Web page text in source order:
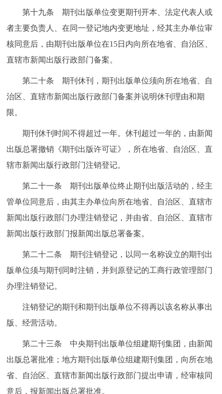
第十九条 期刊出版单位变更期刊开本、法定代表人或
者主要负责人、在同一登记地内变更地址，经其主办单位审
核同意后，由期刊出版单位在15日内向所在地省、自治区、
直辖市新闻出版行政部门备案。
第二十条 期刊休刊，期刊出版单位须向所在地省、自
治区、直辖市新闻出版行政部门备案并说明休刊理由和期
限。
期刊休刊时间不得超过一年。休刊超过一年的，由新闻
出版总署撤销《期刊出版许可证》，所在地省、自治区、直
辖市新闻出版行政部门注销登记。
第二十一条 期刊出版单位终止期刊出版活动的，经主
管单位同意后，由其主办单位向所在地省、自治区、直辖市
新闻出版行政部门办理注销登记，并由省、自治区、直辖市
新闻出版行政部门报新闻出版总署备案。
第二十二条 期刊注销登记，以同一名称设立的期刊出
版单位须与期刊同时注销，并到原登记的工商行政管理部门
办理注销登记。
注销登记的期刊和期刊出版单位不得再以该名称从事出
版、经营活动。
第二十三条 中央期刊出版单位组建期刊集团，由新闻
出版总署批准；地方期刊出版单位组建期刊集团，向所在地
省、自治区、直辖市新闻出版行政部门提出申请，经审核同
意后，报新闻出版总署批准。